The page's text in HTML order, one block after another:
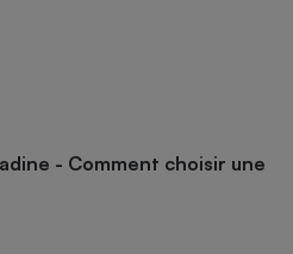
- Comment choisir une